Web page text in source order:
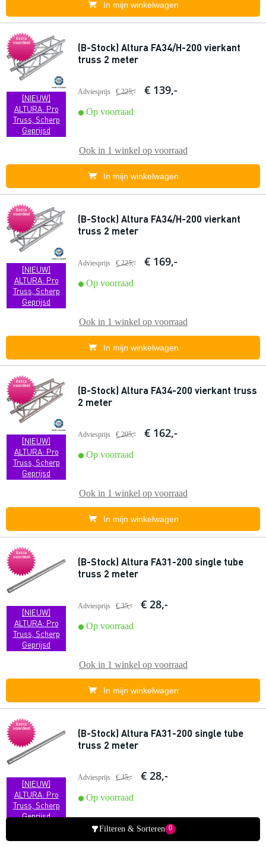
In mijn winkelwagen
Extra
voordeel
[NIEUW]
ALTURA: Pro
Truss, Scherp
Geprijsd
(B-Stock) Altura FA34/H-200 vierkant
truss 2 meter
Adviesprijs € 225,- € 139,-
Op voorraad
Ook in 1 winkel op voorraad
In mijn winkelwagen
Extra
voordeel
[NIEUW]
ALTURA: Pro
Truss, Scherp
Geprijsd
(B-Stock) Altura FA34/H-200 vierkant
truss 2 meter
Adviesprijs € 225,- € 169,-
Op voorraad
Ook in 1 winkel op voorraad
In mijn winkelwagen
Extra
voordeel
[NIEUW]
ALTURA: Pro
Truss, Scherp
Geprijsd
(B-Stock) Altura FA34-200 vierkant truss
2 meter
Adviesprijs € 205,- € 162,-
Op voorraad
Ook in 1 winkel op voorraad
In mijn winkelwagen
Extra
voordeel
[NIEUW]
ALTURA: Pro
Truss, Scherp
Geprijsd
(B-Stock) Altura FA31-200 single tube
truss 2 meter
Adviesprijs € 35,- € 28,-
Op voorraad
Ook in 1 winkel op voorraad
In mijn winkelwagen
Extra
voordeel
[NIEUW]
ALTURA: Pro
Truss, Scherp
Geprijsd
(B-Stock) Altura FA31-200 single tube
truss 2 meter
Adviesprijs € 35,- € 28,-
Op voorraad
Ook in op voorraad
Filteren & Sorteren 0